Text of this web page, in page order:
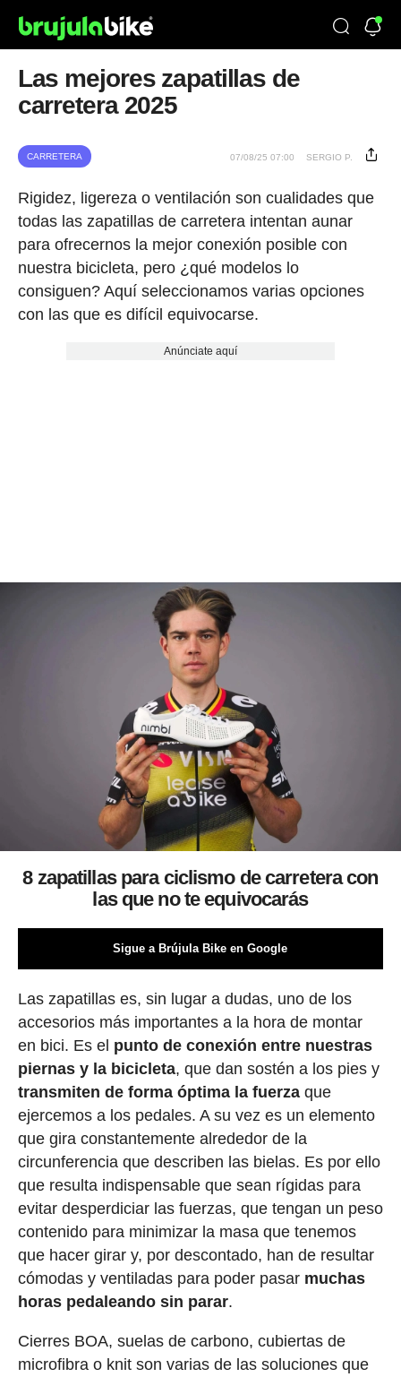
Las mejores zapatillas de
carretera 2025
CARRETERA 07/08/25 07:00 SERGIO P.
Rigidez, ligereza o ventilación son cualidades que
todas las zapatillas de carretera intentan aunar
para ofrecernos la mejor conexión posible con
nuestra bicicleta, pero ¿qué modelos lo
consiguen? Aquí seleccionamos varias opciones
con las que es difícil equivocarse.
Anúnciate aquí
8 zapatillas para ciclismo de carretera con
las que no te equivocarás
Sigue a Brújula Bike en Google
Las zapatillas es, sin lugar a dudas, uno de los
accesorios más importantes a la hora de montar
en bici. Es el punto de conexión entre nuestras
piernas y la bicicleta, que dan sostén a los pies y
transmiten de forma óptima la fuerzaque
ejercemos a los pedales. A su vez es un elemento
que gira constantemente alrededor de la
circunferencia que describen las bielas. Es por ello
que resulta indispensable que sean rígidas para
evitar desperdiciar las fuerzas, que tengan un peso
contenido para minimizar la masa que tenemos
que hacer girar y, por descontado, han de resultar
cómodas y ventiladas para poder pasar muchas
horas pedaleando sin parar.
Cierres BOA, suelas de carbono, cubiertas de
microfibra o knit son varias de las soluciones que